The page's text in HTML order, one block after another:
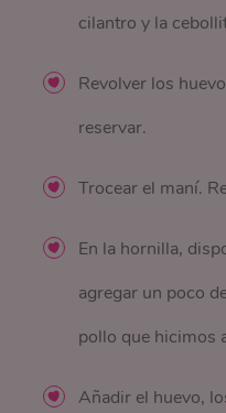
cilantro y la
Revolver los
reservar.
Trocear el maní.
En la hornilla,
agregar un poco
pollo que hicimos
Añadir el huevo,